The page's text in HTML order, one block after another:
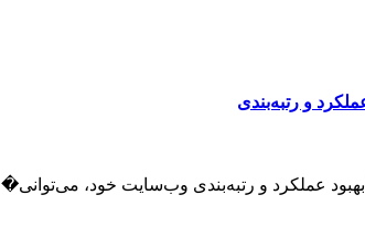
عملکرد و رتبه‌بندی وب‌سایت خود، می‌توانی�